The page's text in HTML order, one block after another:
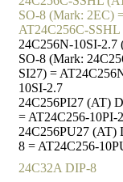
SO-8 (Mark: 2EC)
AT24C256C-SSHL
24C256N-10SI-2.7
SO-8 (Mark:
SI27) =
10SI-2.7
24C256PI27 (AT)
= AT24C256-10PI-
24C256PU27 (AT)
8 = AT24C256-
24C32A DIP-8